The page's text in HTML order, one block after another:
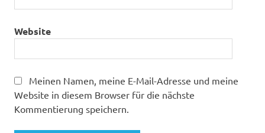
Website
Meinen Namen, meine E-Mail-Adresse und meine
Website in diesem Browser für die nächste
Kommentierung speichern.